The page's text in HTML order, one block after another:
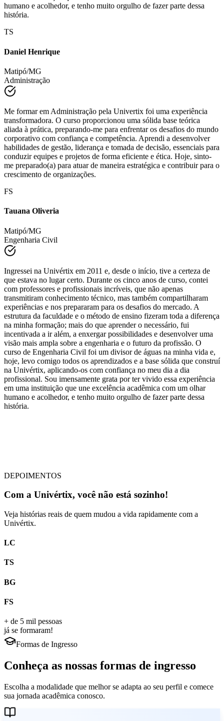
história.
Administração
transformadora. O curso proporcionou uma sólida base teórica
aliada à prática, preparando-me para enfrentar os desafios do mundo
corporativo com confiança e competência. Aprendi a desenvolver
habilidades de gestão, liderança e tomada de decisão, essenciais para
conduzir equipes e projetos de forma eficiente e ética. Hoje, sinto-
me preparado(a) para atuar de maneira estratégica e contribuir para o
crescimento de organizações.
Engenharia Civil
que estava no lugar certo. Durante os cinco anos de curso, contei
com professores e profissionais incríveis, que não apenas
transmitiram conhecimento técnico, mas também compartilharam
experiências e nos prepararam para os desafios do mercado. A
estrutura da faculdade e o método de ensino fizeram toda a diferença
na minha formação; mais do que aprender o necessário, fui
incentivada a ir além, a enxergar possibilidades e desenvolver uma
visão mais ampla sobre a engenharia e o futuro da profissão. O
curso de Engenharia Civil foi um divisor de águas na minha vida e,
hoje, levo comigo todos os aprendizados e a base sólida que construí
na Univértix, aplicando-os com confiança no meu dia a dia
profissional. Sou imensamente grata por ter vivido essa experiência
em uma instituição que une excelência acadêmica com um olhar
humano e acolhedor, e tenho muito orgulho de fazer parte dessa
história.
DEPOIMENTOS
Com a Univértix, você não está sozinho!
Veja histórias reais de quem mudou a vida rapidamente com a
Univértix.
LC
TS
BG
FS
+ de 5 mil pessoas
já se formaram!
Formas de Ingresso
Conheça as nossas formas de ingresso
Escolha a modalidade que melhor se adapta ao seu perfil e comece
sua jornada acadêmica conosco.